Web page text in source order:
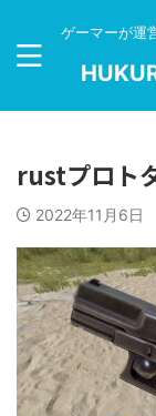
ゲーマーが運
rustプロト
2022年11月6日